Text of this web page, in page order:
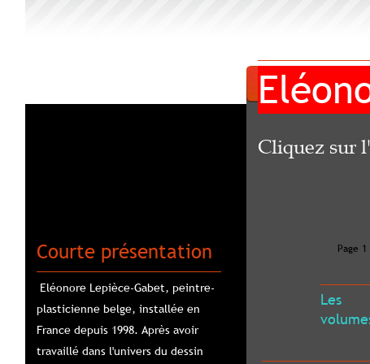
Page 1
Cliquez sur
volumes
Courte présentation
Eléonore Lepièce-Gabet, peintre-
plasticienne belge, installée en
France depuis 1998. Après avoir
travaillé dans l'univers du dessin